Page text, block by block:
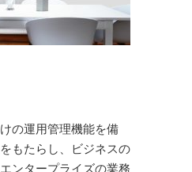
の運用管理機能を備
もたらし、ビジネスの
ンタープライズの業務